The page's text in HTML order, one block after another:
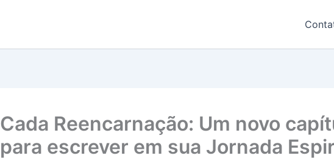
Cada Reencarnação: Um novo
para escrever em sua Jornada